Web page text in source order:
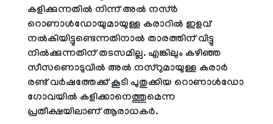
കളിക്കുന്നതില്‍ നിന്ന് അല്‍ നസ്ർ
റൊണാള്‍ഡോയുമായുള്ള കരാറില്‍ ഇളവ്
നല്‍കിയിട്ടുണ്ടെന്നതിനാല്‍ താരത്തിന് വിട്ടു
നില്‍ക്കുന്നതിന് തടസമില്ല. എങ്കിലും കഴിഞ്ഞ
സീസണൊടുവില്‍ അല്‍ നസ്റുമായുള്ള കരാര്‍
രണ്ട് വര്‍ഷത്തേക്ക് കൂടി പുതുക്കിയ റൊണാള്‍ഡോ
ഗോവയില്‍ കളിക്കാനെത്തുമെന്ന
പ്രതീക്ഷയിലാണ് ആരാധകര്‍.